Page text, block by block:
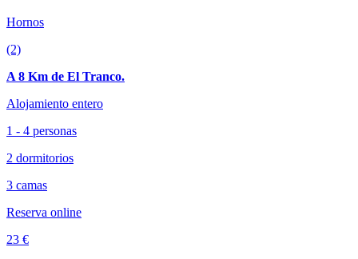
Hornos
(2)
A 8 Km de El Tranco.
Alojamiento entero
1 - 4 personas
2 dormitorios
3 camas
Reserva online
23 €